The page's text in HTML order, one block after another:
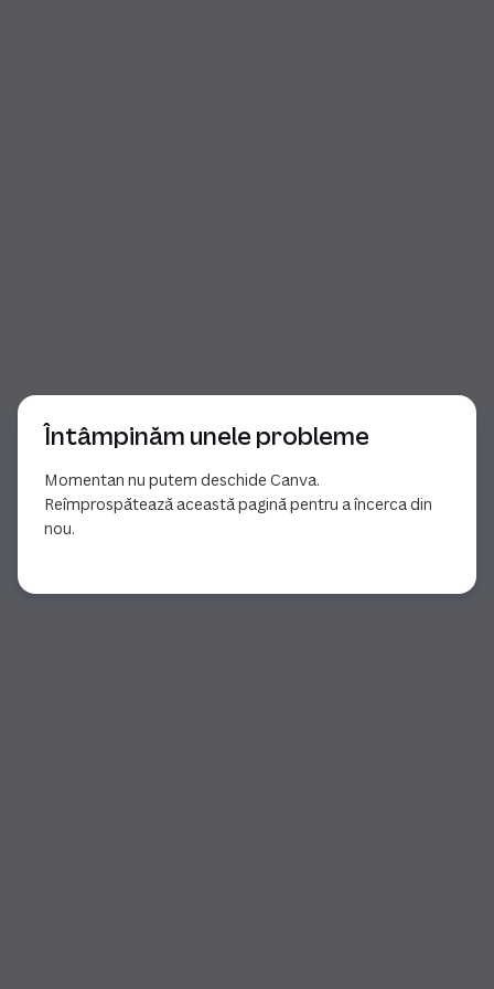
Întâmpinăm unele probleme
Momentan nu putem deschide Canva.
Reîmprospătează această pagină pentru a încerca din
nou.